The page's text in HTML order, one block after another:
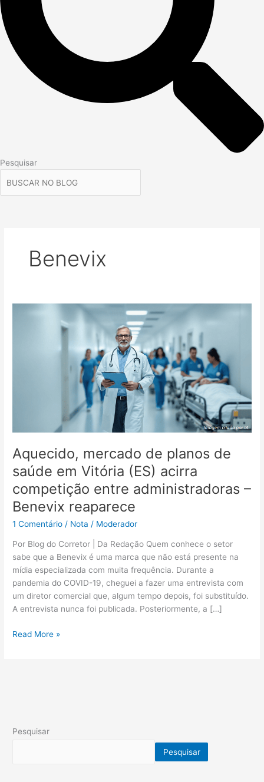
Pesquisar
Benevix
Aquecido, mercado de planos de
saúde em Vitória (ES) acirra
competição entre administradoras –
Benevix reaparece
1 Comentário / Nota / Moderador
Por Blog do Corretor | Da Redação Quem conhece o setor
sabe que a Benevix é uma marca que não está presente na
mídia especializada com muita frequência. Durante a
pandemia do COVID-19, cheguei a fazer uma entrevista com
um diretor comercial que, algum tempo depois, foi substituído.
A entrevista nunca foi publicada. Posteriormente, a […]
Aquecido,
entre
administradoras
–
Benevix
reaparece
Read More »
Pesquisar
Pesquisar